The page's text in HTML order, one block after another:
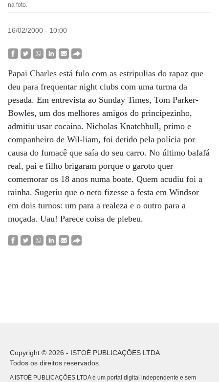
na foto.
16/02/2000 - 10:00
Papai Charles está fulo com as estripulias do rapaz que
deu para frequentar night clubs com uma turma da
pesada. Em entrevista ao Sunday Times, Tom Parker-
Bowles, um dos melhores amigos do principezinho,
admitiu usar cocaína. Nicholas Knatchbull, primo e
companheiro de Wil-liam, foi detido pela polícia por
causa do fumacê que saía do seu carro. No último bafafá
real, pai e filho brigaram porque o garoto quer
comemorar os 18 anos numa boate. Quem acudiu foi a
rainha. Sugeriu que o neto fizesse a festa em Windsor
em dois turnos: um para a realeza e o outro para a
moçada. Uau! Parece coisa de plebeu.
Copyright © 2026 - ISTOÉ PUBLICAÇÕES LTDA
Todos os direitos reservados.
A ISTOÉ PUBLICAÇÕES LTDA é um portal digital independente e sem